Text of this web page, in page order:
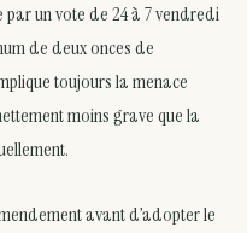
un vote de 24 à 7 vendredi
de deux onces de
toujours la menace
moins grave que la
avant d’adopter le